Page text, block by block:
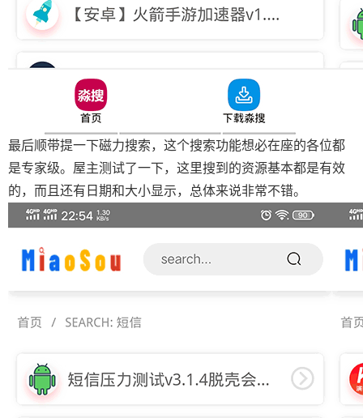
最后顺带提一下磁力搜索，这个搜索功能想必在座的各位都
是专家级。屋主测试了一下，这里搜到的资源基本都是有效
的，而且还有日期和大小显示，总体来说非常不错。